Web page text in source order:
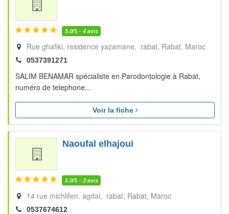
5.0/5 - 4avis
Rue ghafiki, residence yazamane, rabat Rabat Maroc
0537391271
SALIM BENAMAR spécialiste en Parodontologie à Rabat,
numéro de telephone...
Voir la fiche
Naoufal elhajoui
5.0/5 - 3avis
14 rue michlifen. agdal, rabat Rabat Maroc
0537674612